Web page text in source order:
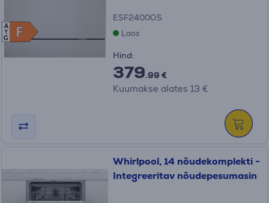
F
F
A
G
ESF2400OS
Laos
Hind:
379.99 €
Kuumakse alates 13 €
Whirlpool, 14 nõudekomplekti -
Integreeritav nõudepesumasin